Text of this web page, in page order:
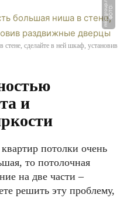
Ф
О
Т
О:
m
k
m
g
r
o
u
p.
r
u
сделайте в ней шкаф, установив
и
потолки очень
то потолочная
на две части –
решить эту проблему,